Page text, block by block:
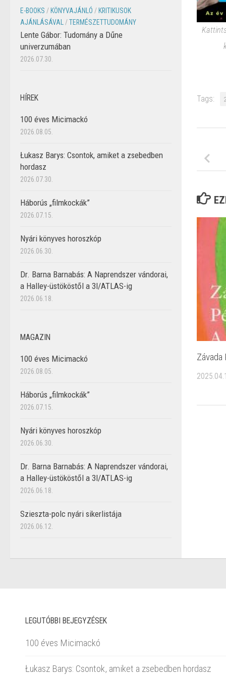
Tags:
Závada
E-BOOKS / KÖNYVAJÁNLÓ / KRITIKUSOK
AJÁNLÁSÁVAL
/TERMÉSZETTUDOMÁNY
Lente Gábor: Tudomány a Dűne
univerzumában
2026.07.30.
HÍREK
100 éves Micimackó
2026.08.05.
Łukasz Barys: Csontok, amiket a zsebedben
hordasz
2026.07.30.
Háborús „filmkockák”
2026.07.15.
Nyári könyves horoszkóp
2026.06.30.
Dr. Barna Barnabás: A Naprendszer vándorai,
a Halley-üstököstől a 3I/ATLAS-ig
2026.06.18.
MAGAZIN
100 éves Micimackó
2026.08.05.
Háborús „filmkockák”
2026.07.15.
Nyári könyves horoszkóp
2026.06.30.
Dr. Barna Barnabás: A Naprendszer vándorai,
a Halley-üstököstől a 3I/ATLAS-ig
2026.06.18.
Szieszta-polc nyári sikerlistája
2026.06.12.
LEGUTÓBBI BEJEGYZÉSEK
100 éves Micimackó
Łukasz Barys: Csontok, amiket a zsebedben hordasz